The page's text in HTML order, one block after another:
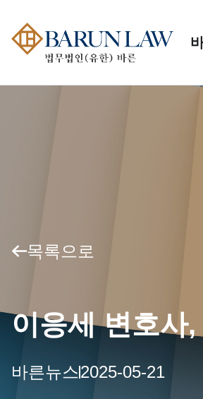
목록으로
이응세 변호사
바른뉴스2025-05-21